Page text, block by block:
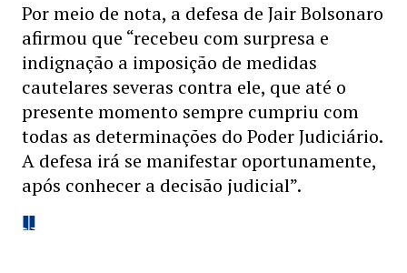
Por meio de nota, a defesa de Jair Bolsonaro
afirmou que “recebeu com surpresa e
indignação a imposição de medidas
cautelares severas contra ele, que até o
presente momento sempre cumpriu com
todas as determinações do Poder Judiciário.
A defesa irá se manifestar oportunamente,
após conhecer a decisão judicial”.